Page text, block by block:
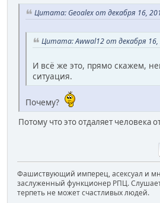
Цитата: Geoalex от декабря 16,
Цитата: Awwal12 от декабря 16,
И всё же это, прямо скажем,
ситуация.
Почему?
Потому что это отдаляет человека
Фашиствующий имперец, асексуал и
заслуженный функционер РПЦ.
терпеть не может счастливых людей.